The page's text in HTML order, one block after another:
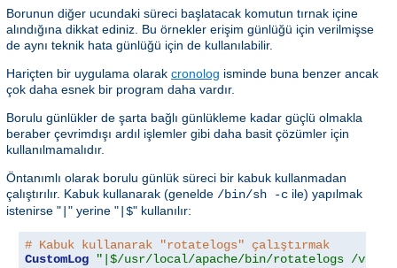
Borunun diğer ucundaki süreci başlatacak komutun tırnak içine
alındığına dikkat ediniz. Bu örnekler erişim günlüğü için verilmişse
de aynı teknik hata günlüğü için de kullanılabilir.
Hariçten bir uygulama olarak cronolog isminde buna benzer ancak
çok daha esnek bir program daha vardır.
Borulu günlükler de şarta bağlı günlükleme kadar güçlü olmakla
beraber çevrimdışı ardıl işlemler gibi daha basit çözümler için
kullanılmamalıdır.
Öntanımlı olarak borulu günlük süreci bir kabuk kullanmadan
çalıştırılır. Kabuk kullanarak (genelde /bin/sh -c ile) yapılmak
istenirse " " yerine " |$" kullanılır:
# Kabuk kullanarak "rotatelogs" çalıştırmak
CustomLog
"|$/usr/local/apache/bin/rotatelogs /var/